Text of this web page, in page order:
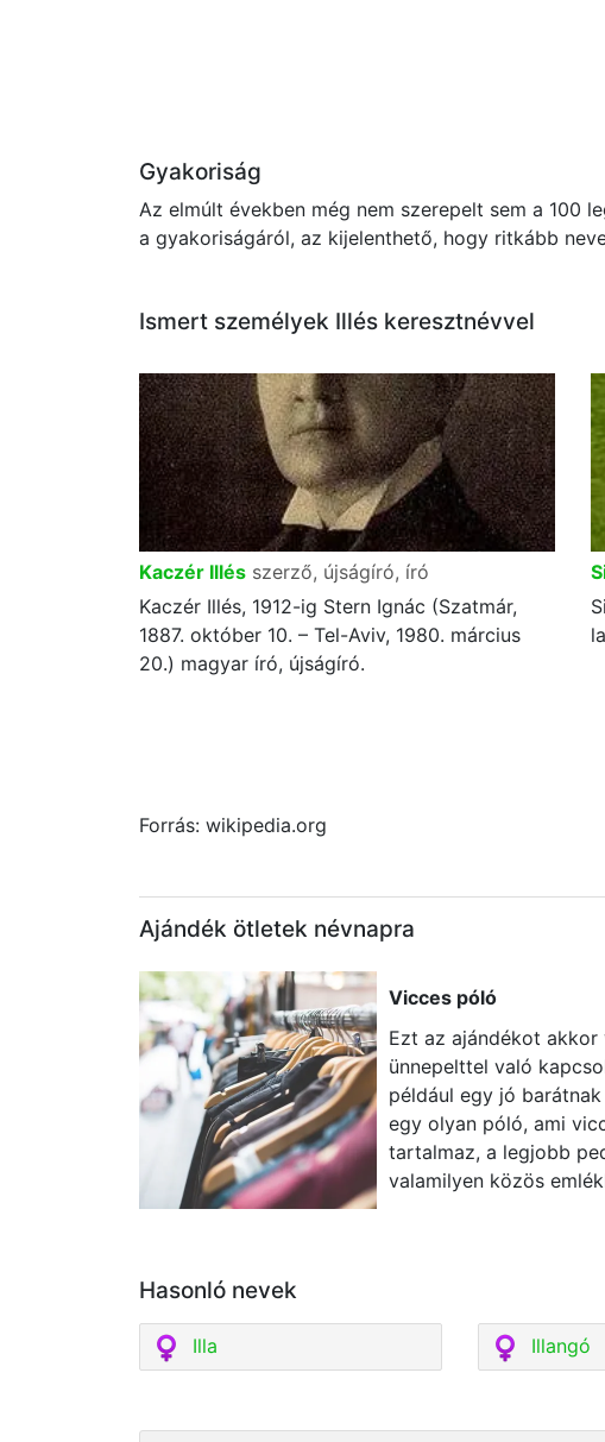
Gyakoriság
Az elmúlt években még nem szerepelt sem a 100
a gyakoriságáról, az kijelenthető, hogy ritkább
Ismert személyek Illés keresztnévvel
Kaczér Illés szerző, újságíró, író
Kaczér Illés, 1912-ig Stern Ignác (Szatmár,
1887. október 10. – Tel-Aviv, 1980. március
20.) magyar író, újságíró.
Forrás: wikipedia.org
Ajándék ötletek névnapra
Vicces póló
Ezt az ajándékot akkor
ünnepelttel való
például egy jó
egy olyan póló, ami
tartalmaz, a legjobb
valamilyen közös
Hasonló nevek
Illa Illangó